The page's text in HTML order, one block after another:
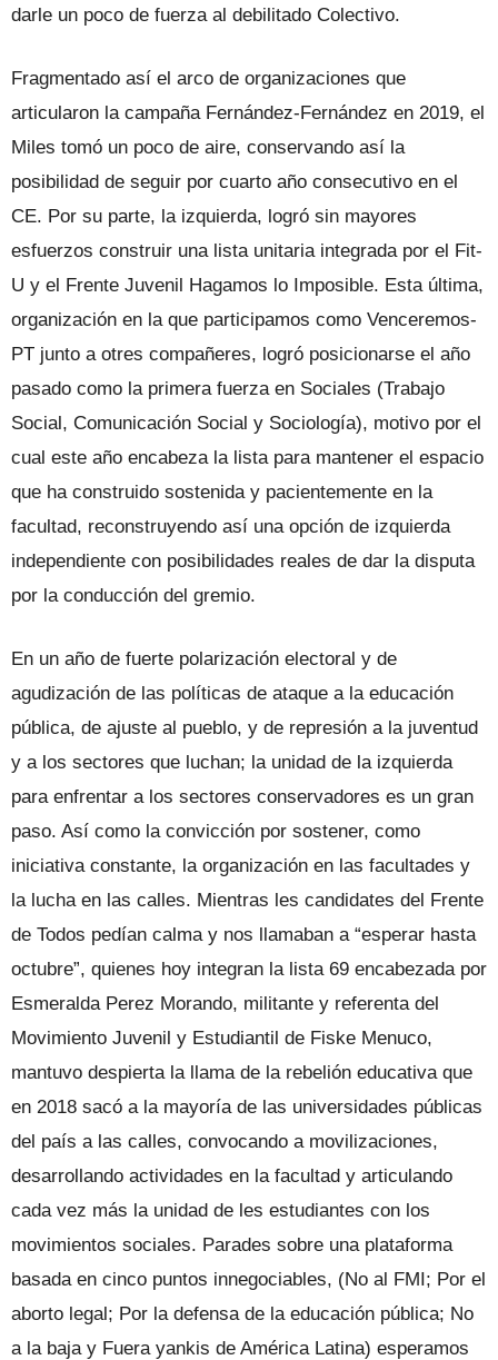
darle un poco de fuerza al debilitado Colectivo.
Fragmentado así el arco de organizaciones que
articularon la campaña Fernández-Fernández en 2019, el
Miles tomó un poco de aire, conservando así la
posibilidad de seguir por cuarto año consecutivo en el
CE. Por su parte, la izquierda, logró sin mayores
esfuerzos construir una lista unitaria integrada por el Fit-
U y el Frente Juvenil Hagamos lo Imposible. Esta última,
organización en la que participamos como Venceremos-
PT junto a otres compañeres, logró posicionarse el año
pasado como la primera fuerza en Sociales (Trabajo
Social, Comunicación Social y Sociología), motivo por el
cual este año encabeza la lista para mantener el espacio
que ha construido sostenida y pacientemente en la
facultad, reconstruyendo así una opción de izquierda
independiente con posibilidades reales de dar la disputa
por la conducción del gremio.
En un año de fuerte polarización electoral y de
agudización de las políticas de ataque a la educación
pública, de ajuste al pueblo, y de represión a la juventud
y a los sectores que luchan; la unidad de la izquierda
para enfrentar a los sectores conservadores es un gran
paso. Así como la convicción por sostener, como
iniciativa constante, la organización en las facultades y
la lucha en las calles. Mientras les candidates del Frente
de Todos pedían calma y nos llamaban a “esperar hasta
octubre”, quienes hoy integran la lista 69 encabezada por
Esmeralda Perez Morando, militante y referenta del
Movimiento Juvenil y Estudiantil de Fiske Menuco,
mantuvo despierta la llama de la rebelión educativa que
en 2018 sacó a la mayoría de las universidades públicas
del país a las calles, convocando a movilizaciones,
desarrollando actividades en la facultad y articulando
cada vez más la unidad de les estudiantes con los
movimientos sociales. Parades sobre una plataforma
basada en cinco puntos innegociables, (No al FMI; Por el
aborto legal; Por la defensa de la educación pública; No
a la baja y Fuera yankis de América Latina) esperamos